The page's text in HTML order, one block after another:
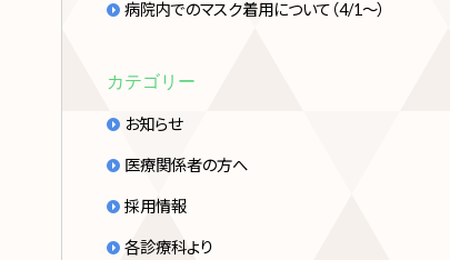
病院内でのマスク着用について（4/1～）
カテゴリー
お知らせ
医療関係者の方へ
採用情報
各診療科より